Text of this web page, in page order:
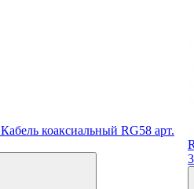
Кабель коаксиальный RG58 арт.